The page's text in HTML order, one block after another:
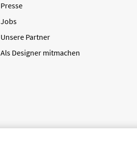
Presse
Jobs
Unsere Partner
Als Designer mitmachen